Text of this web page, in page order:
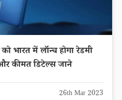
भारत में लॉन्च होगा रेडमी
कीमत डिटेल्स जाने
26th Mar 2023